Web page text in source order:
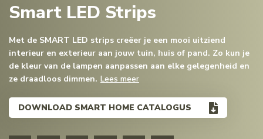
Smart LED Strips
Met de SMART LED strips creëer je een mooi uitziend
interieur en exterieur aan jouw tuin, huis of pand. Zo kun je
de kleur van de lampen aanpassen aan elke gelegenheid en
ze draadloos dimmen. Lees meer
DOWNLOAD SMART HOME CATALOGUS